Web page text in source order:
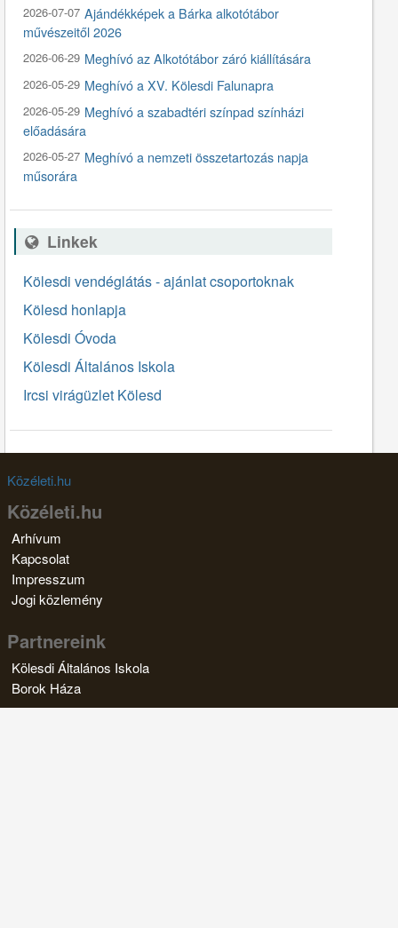
2026-07-07 Ajándékképek a Bárka alkotótábor
művészeitől 2026
2026-06-29 Meghívó az Alkotótábor záró kiállítására
2026-05-29 Meghívó a XV. Kölesdi Falunapra
2026-05-29 Meghívó a szabadtéri színpad színházi
előadására
2026-05-27 Meghívó a nemzeti összetartozás napja
műsorára
Linkek
Kölesdi vendéglátás - ajánlat csoportoknak
Kölesd honlapja
Kölesdi Óvoda
Kölesdi Általános Iskola
Ircsi virágüzlet Kölesd
Közéleti.hu
Közéleti.hu
Arhívum
Kapcsolat
Impresszum
Jogi közlemény
Partnereink
Kölesdi Általános Iskola
Borok Háza